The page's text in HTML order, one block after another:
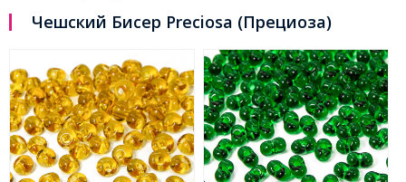
Чешский Бисер Preciosa (Прециоза)